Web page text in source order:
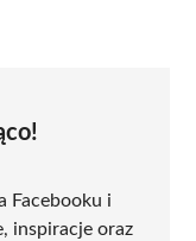
Facebooku i
inspiracje oraz